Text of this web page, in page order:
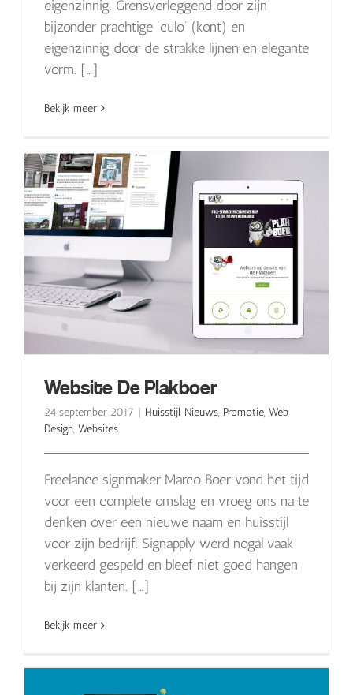
eigenzinnig. Grensverleggend door zijn
bijzonder prachtige ‘culo’ (kont) en
eigenzinnig door de strakke lijnen en elegante
vorm. […]
Bekijk meer
Website De Plakboer
24 september 2017 | Huisstijl, Nieuws, Promotie, Web
Design, Websites
Freelance signmaker Marco Boer vond het tijd
voor een complete omslag en vroeg ons na te
denken over een nieuwe naam en huisstijl
voor zijn bedrijf. Signapply werd nogal vaak
verkeerd gespeld en bleef niet goed hangen
bij zijn klanten. […]
Bekijk meer